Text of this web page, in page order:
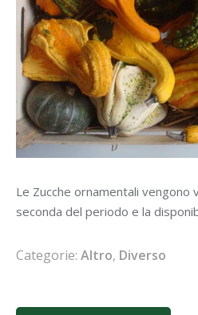
Le Zucche ornamentali vengono
seconda del periodo e la
Categorie: Altro, Diverso